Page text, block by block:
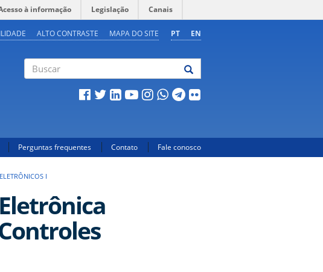
à informação Legislação Canais
PT EN
ALTO CONTRASTE MAPA DO SITE
Perguntas frequentes Contato Fale conosco
I